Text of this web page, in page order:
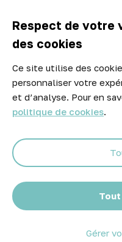
Respect de votre
des cookies
Ce site utilise des
personnaliser votre
et d’analyse. Pour en
politique de cookies.
Gérer
A propos d'Atelier
Ne manquez aucune
prix et
© 2026 Atelier